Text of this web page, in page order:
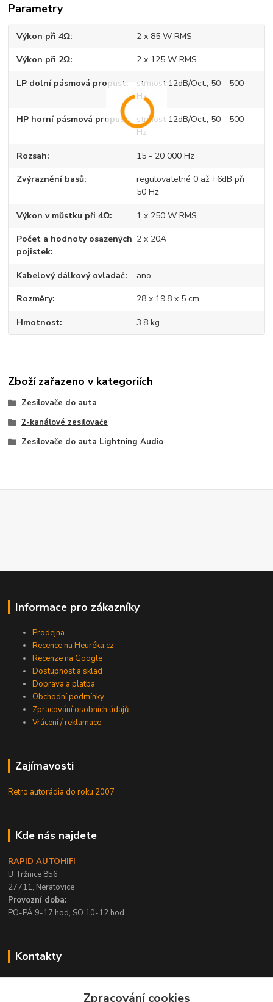
Parametry
Výkon při 4Ω 2 x 85 W RMS
Výkon při 2Ω 2 x 125 W RMS
LP dolní pásmová propust
strmost 12dB/Oct., 50 - 500
Hz
HP horní pásmová propust
strmost 12dB/Oct., 50 - 500
Hz
Rozsah 15 - 20 000 Hz
Zvýraznění basů
regulovatelné 0 až +6dB při
50 Hz
Výkon v můstku při 4Ω 1 x 250 W RMS
Počet a hodnoty osazených
pojistek
2 x 20A
Kabelový dálkový ovladač ano
Rozměry 28 x 19.8 x 5 cm
Hmotnost 3.8 kg
Zboží zařazeno v kategoriích
Zesilovače do auta
2-kanálové zesilovače
Zesilovače do auta Lightning Audio
Informace pro zákazníky
Prodejna
Recence na Heuréka.cz
Recenze na Google
Dostupnost a sklad
Doprava a platba
Obchodní podmínky
Zpracování osobních údajů
Vrácení / reklamace
Zajímavosti
Retro autorádia do roku 2007
Kde nás najdete
RAPID AUTOHIFI
U Tržnice 856
27711, Neratovice
Provozní doba:
PO-PÁ 9-17 hod, SO 10-12 hod
Kontakty
PO-PÁ / 9-17 hod, SO 10-12 hodZpracování cookies